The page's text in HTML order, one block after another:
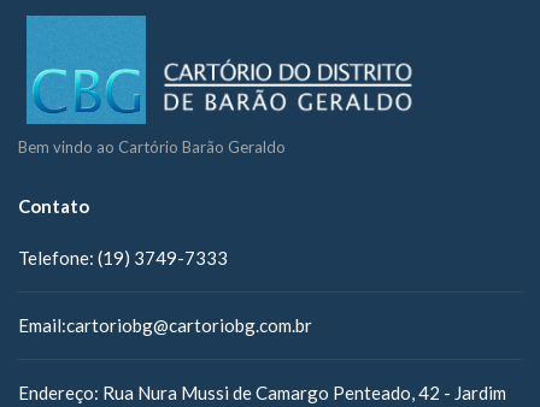
Bem vindo ao Cartório Barão Geraldo
Contato
Telefone: (19) 3749-7333
Email:cartoriobg@cartoriobg.com.br
Endereço: Rua Nura Mussi de Camargo Penteado, 42 - Jardim